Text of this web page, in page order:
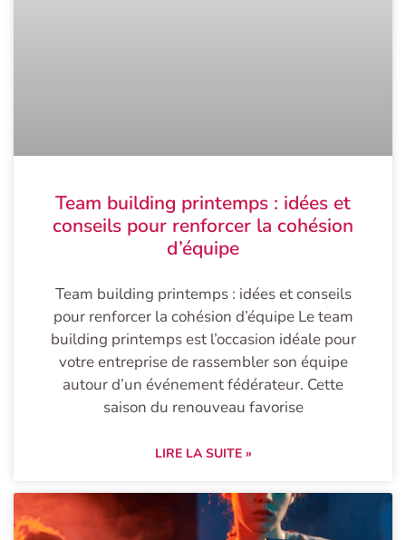
Team building printemps : idées et
conseils pour renforcer la cohésion
d’équipe
Team building printemps : idées et conseils
pour renforcer la cohésion d’équipe Le team
building printemps est l’occasion idéale pour
votre entreprise de rassembler son équipe
autour d’un événement fédérateur. Cette
saison du renouveau favorise
LIRE LA SUITE »